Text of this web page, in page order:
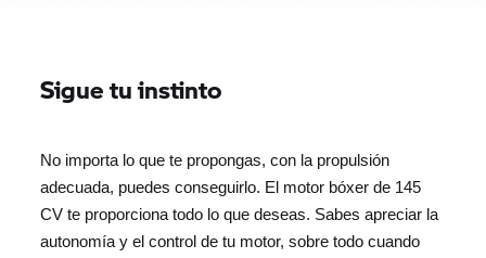
Sigue tu instinto
No importa lo que te propongas, con la propulsión
adecuada, puedes conseguirlo. El motor bóxer de 145
CV te proporciona todo lo que deseas. Sabes apreciar la
autonomía y el control de tu motor, sobre todo cuando